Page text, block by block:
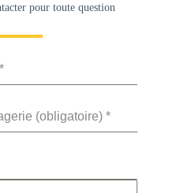
pour toute question
*
(obligatoire) *